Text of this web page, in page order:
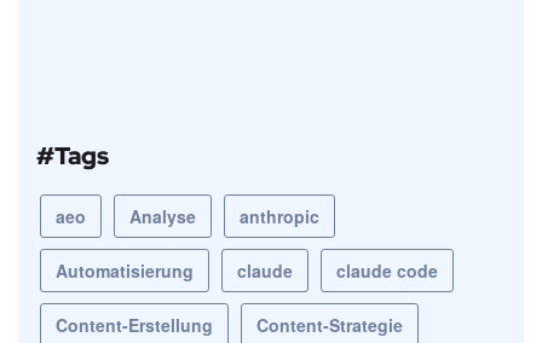
#Tags
aeo Analyse anthropic
Automatisierung claude claude code
Content-Erstellung Content-Strategie